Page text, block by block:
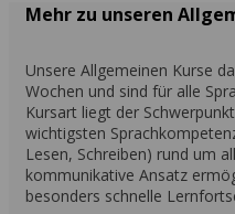
Mehr zu unseren
Unsere Allgemeinen Kurse
Wochen und sind für alle
Kursart liegt der
wichtigsten
Lesen, Schreiben) rund um
kommunikative Ansatz
besonders schnelle